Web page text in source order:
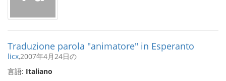
Traduzione parola "animatore" in Esperanto
licx,2007年4月24日の
言語: Italiano